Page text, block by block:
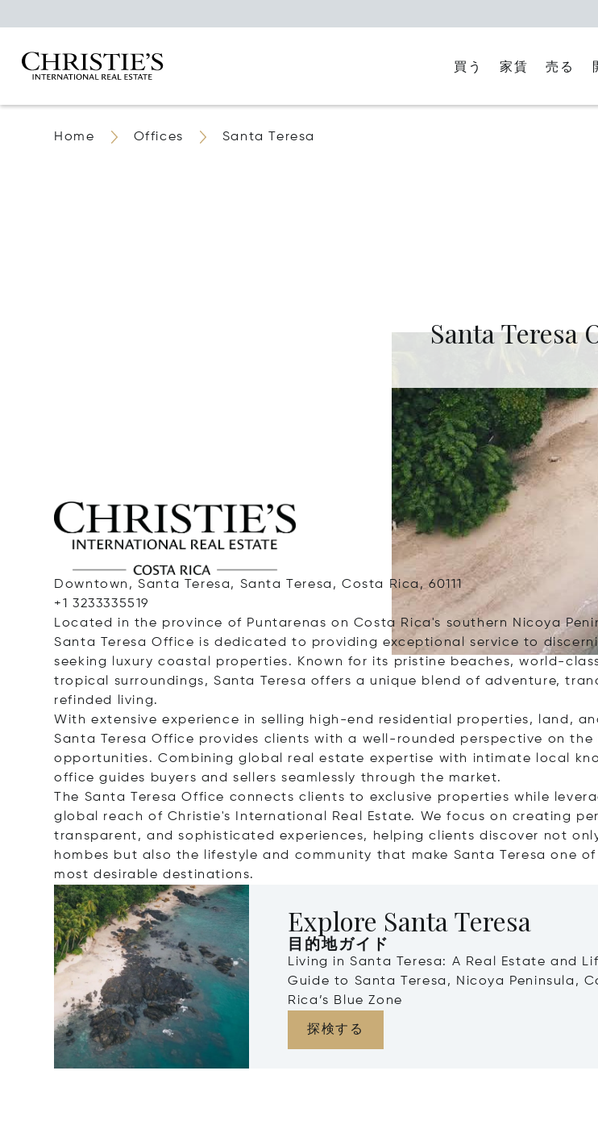
買う 家賃 売る
Home Offices Santa Teresa
Santa Teresa
Downtown, Santa Teresa, Santa Teresa, Costa Rica, 60111
+1 3233335519
Located in the province of Puntarenas on Costa Rica's southern Nicoya
Santa Teresa Office is dedicated to providing exceptional service to
seeking luxury coastal properties. Known for its pristine beaches, world-
tropical surroundings, Santa Teresa offers a unique blend of adventure,
refinded living.
With extensive experience in selling high-end residential properties, land,
Santa Teresa Office provides clients with a well-rounded perspective on the
opportunities. Combining global real estate expertise with intimate local
office guides buyers and sellers seamlessly through the market.
The Santa Teresa Office connects clients to exclusive properties while
global reach of Christie's International Real Estate. We focus on creating
transparent, and sophisticated experiences, helping clients discover not
hombes but also the lifestyle and community that make Santa Teresa one of
most desirable destinations.
Explore Santa Teresa
目的地ガイド
Living in Santa Teresa: A Real Estate and
Guide to Santa Teresa, Nicoya Peninsula,
Rica’s Blue Zone
探検する